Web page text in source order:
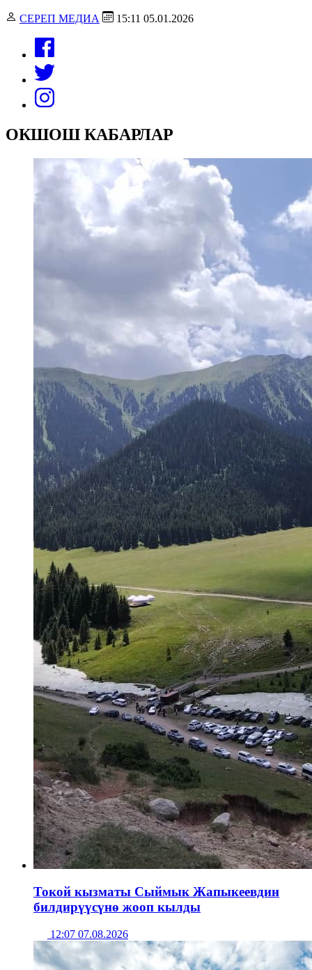
СЕРЕП МЕДИА 15:11 05.01.2026
ОКШОШ КАБАРЛАР
Токой кызматы Сыймык Жапыкеевдин
билдирүүсүнө жооп кылды
12:07 07.08.2026